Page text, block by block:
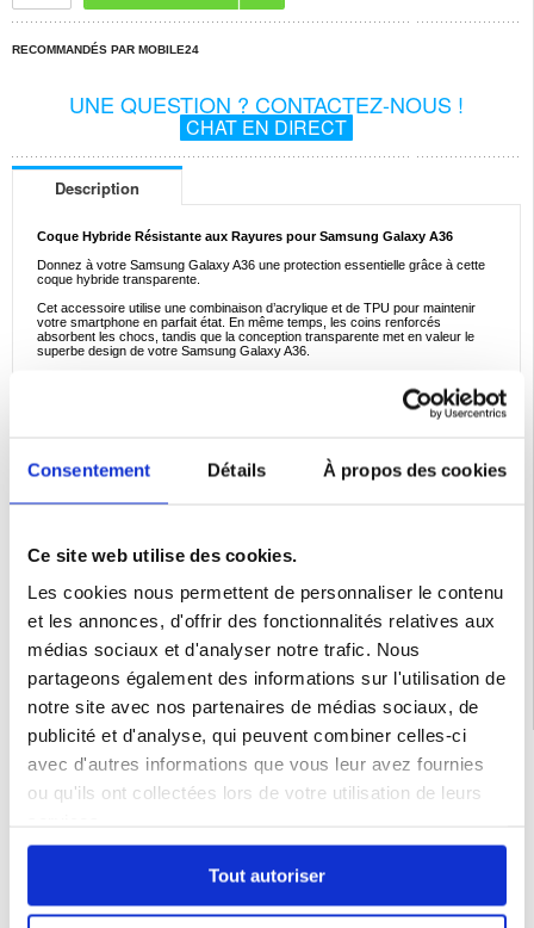
Consentement Détails À propos des cookies
Ce site web utilise des cookies.
Les cookies nous permettent de personnaliser le contenu
et les annonces, d'offrir des fonctionnalités relatives aux
médias sociaux et d'analyser notre trafic. Nous
partageons également des informations sur l'utilisation de
notre site avec nos partenaires de médias sociaux, de
publicité et d'analyse, qui peuvent combiner celles-ci
avec d'autres informations que vous leur avez fournies
ou qu'ils ont collectées lors de votre utilisation de leurs
Tout autoriser
RECOMMANDÉS PAR MOBILE24
UNE QUESTION ? CONTACTEZ-NOUS !
CHAT EN DIRECT
Description
Coque Hybride Résistante aux Rayures pour Samsung Galaxy A36
Donnez à votre Samsung Galaxy A36 une protection essentielle grâce à cette
coque hybride transparente.
Cet accessoire utilise une combinaison d’acrylique et de TPU pour maintenir
votre smartphone en parfait état. En même temps, les coins renforcés
absorbent les chocs, tandis que la conception transparente met en valeur le
superbe design de votre Samsung Galaxy A36.
- La conception en deux matériaux garantit une protection exceptionnelle
- La coque ajoute un volume minimal, gardant l'utilisation de votre téléphone
- Les capuchons tactiles protègent les boutons de la poussière
- Matériaux: TPU, acrylique
Compatibilité:Samsung Galaxy A36
Samsung Galaxy A36 Coque & Accessoires
LIVRAISON RAPIDE
7 % DE RÉDUCTION
POUR LES MEMBRES DU CLUB24
POLITIQUE DE RETOUR DE 30 JOURS
PLUS DE 8 000 000 DE CLIENTS